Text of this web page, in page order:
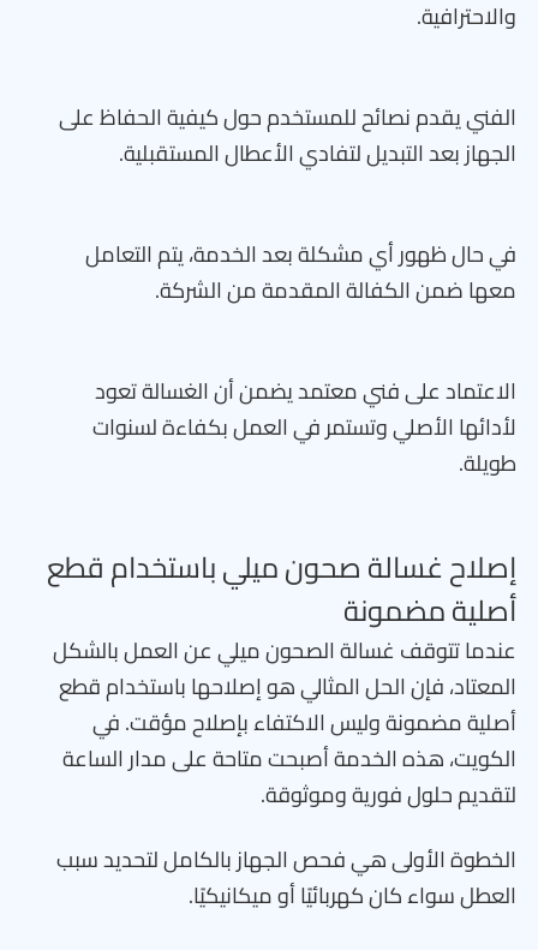
والاحترافية.
الفني يقدم نصائح للمستخدم حول كيفية الحفاظ على
الجهاز بعد التبديل لتفادي الأعطال المستقبلية.
في حال ظهور أي مشكلة بعد الخدمة، يتم التعامل
معها ضمن الكفالة المقدمة من الشركة.
الاعتماد على فني معتمد يضمن أن الغسالة تعود
لأدائها الأصلي وتستمر في العمل بكفاءة لسنوات
طويلة.
إصلاح غسالة صحون ميلي باستخدام قطع
أصلية مضمونة
عندما تتوقف غسالة الصحون ميلي عن العمل بالشكل
المعتاد، فإن الحل المثالي هو إصلاحها باستخدام قطع
أصلية مضمونة وليس الاكتفاء بإصلاح مؤقت. في
الكويت، هذه الخدمة أصبحت متاحة على مدار الساعة
لتقديم حلول فورية وموثوقة.
الخطوة الأولى هي فحص الجهاز بالكامل لتحديد سبب
العطل سواء كان كهربائيًا أو ميكانيكيًا.